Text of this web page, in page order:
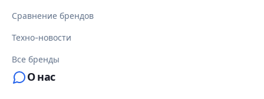
Сравнение брендов
Техно-новости
Все бренды
О нас